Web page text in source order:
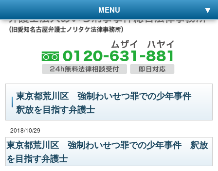
MENU
東京都荒川区 強制わいせつ罪での少年事件
釈放を目指す弁護士
2018/10/29
東京都荒川区 強制わいせつ罪での少年事件 釈放
を目指す弁護士